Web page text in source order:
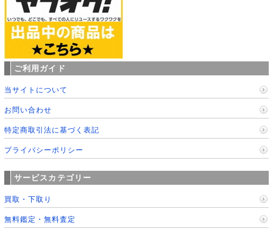
ご利用ガイド
当サイトについて
お問い合わせ
特定商取引法に基づく表記
プライバシーポリシー
サービスカテゴリー
買取・下取り
無料鑑定・無料査定